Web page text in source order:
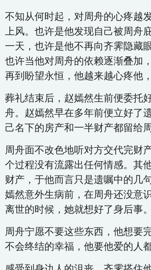
不知从何时起，对周舟的心疼越
上风。也许是他发现自己被周舟
一天，也许是他不再向齐霁隐藏
也许当他对周舟的依赖逐渐叠加
再到盼望永恒，他越来越心疼他
葬礼结束后，赵嫣然生前便委托
舟。赵嫣然早在多年前便立好了
己名下的房产和一半财产都留给周
周舟面不改色地听对方交代完财
个过程没有流露出任何情感。其
财产，于他而言只是遗嘱中的几
嫣然意外生病前，在周舟还没意
离世的时候，她就想好了身后事。
周舟宁愿不要这些东西，他想要
不会终结的幸福，他要他爱的人